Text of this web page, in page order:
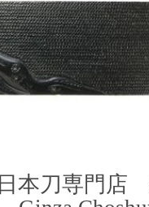
日本刀専門店